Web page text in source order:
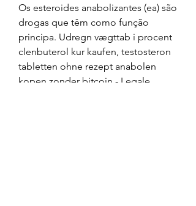
Os esteroides anabolizantes (ea) são
drogas que têm como função
principa. Udregn vægttab i procent
clenbuterol kur kaufen, testosteron
tabletten ohne rezept anabolen
kopen zonder bitcoin - Legale